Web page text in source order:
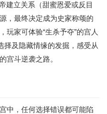
建立关系（甜蜜恩爱或反目
，最终决定成为史家称颂的
玩家可体验“生杀予夺”的宫人
择及隐藏情缘的发掘，感受从
宫斗逆袭之路。
中，任何选择错误都可能陷